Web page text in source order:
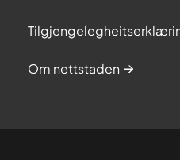
Om nettstaden